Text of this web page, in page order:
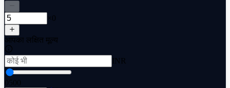
×0
आपका लक्षित मूल्य
INR
0500